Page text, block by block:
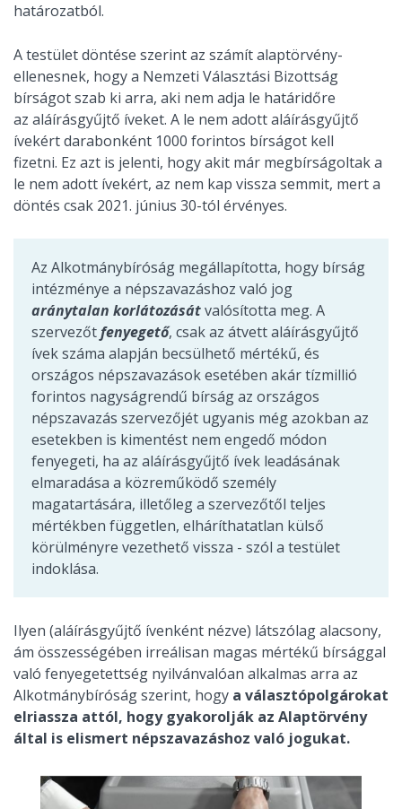
határozatból.
A testület döntése szerint az számít alaptörvény-
ellenesnek, hogy a Nemzeti Választási Bizottság
bírságot szab ki arra, aki nem adja le határidőre
az aláírásgyűjtő íveket. A le nem adott aláírásgyűjtő
ívekért darabonként 1000 forintos bírságot kell
fizetni. Ez azt is jelenti, hogy akit már megbírságoltak a
le nem adott ívekért, az nem kap vissza semmit, mert a
döntés csak 2021. június 30-tól érvényes.
Az Alkotmánybíróság megállapította, hogy bírság
intézménye a népszavazáshoz való jog
aránytalan korlátozásátvalósította meg. A
szervezőtfenyegető, csak az átvett aláírásgyűjtő
ívek száma alapján becsülhető mértékű, és
országos népszavazások esetében akár tízmillió
forintos nagyságrendű bírság az országos
népszavazás szervezőjét ugyanis még azokban az
esetekben is kimentést nem engedő módon
fenyegeti, ha az aláírásgyűjtő ívek leadásának
elmaradása a közreműködő személy
magatartására, illetőleg a szervezőtől teljes
mértékben független, elháríthatatlan külső
körülményre vezethető vissza - szól a testület
indoklása.
Ilyen (aláírásgyűjtő ívenként nézve) látszólag alacsony,
ám összességében irreálisan magas mértékű bírsággal
való fenyegetettség nyilvánvalóan alkalmas arra az
Alkotmánybíróság szerint, hogy a választópolgárokat
elriassza attól, hogy gyakorolják az Alaptörvény
által is elismert népszavazáshoz való jogukat.